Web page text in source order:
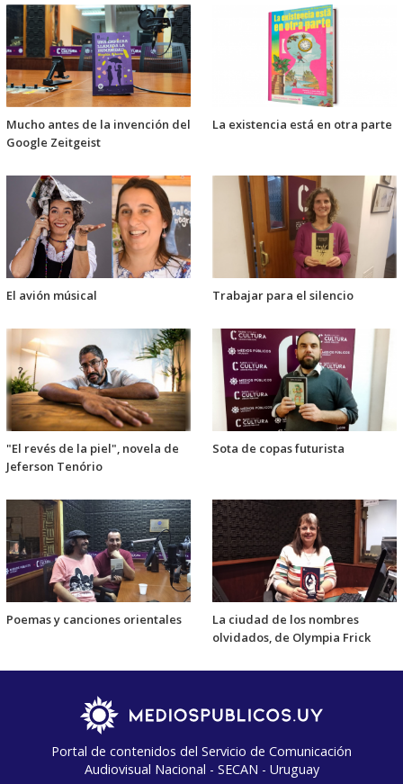
Mucho antes de la invención del
Google Zeitgeist
La existencia está en otra parte
El avión músical Trabajar para el silencio
"El revés de la piel", novela de
Jeferson Tenório
Sota de copas futurista
Poemas y canciones orientales
La ciudad de los nombres
olvidados, de Olympia Frick
Portal de contenidos del Servicio de Comunicación
Audiovisual Nacional - SECAN - Uruguay